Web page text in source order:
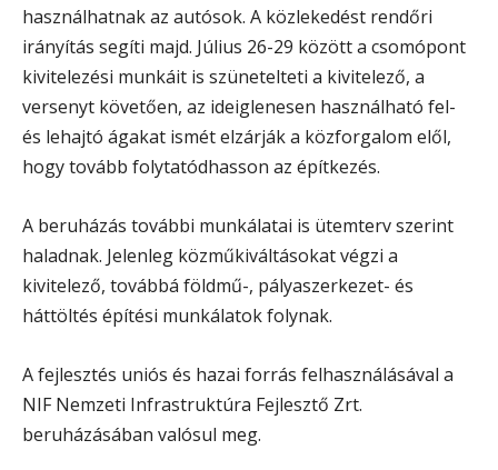
használhatnak az autósok. A közlekedést rendőri
irányítás segíti majd. Július 26-29 között a csomópont
kivitelezési munkáit is szünetelteti a kivitelező, a
versenyt követően, az ideiglenesen használható fel-
és lehajtó ágakat ismét elzárják a közforgalom elől,
hogy tovább folytatódhasson az építkezés.
A beruházás további munkálatai is ütemterv szerint
haladnak. Jelenleg közműkiváltásokat végzi a
kivitelező, továbbá földmű-, pályaszerkezet- és
háttöltés építési munkálatok folynak.
A fejlesztés uniós és hazai forrás felhasználásával a
NIF Nemzeti Infrastruktúra Fejlesztő Zrt.
beruházásában valósul meg.